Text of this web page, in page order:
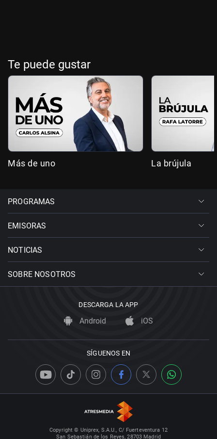
Te puede gustar
Más de uno La brújula
PROGRAMAS
EMISORAS
NOTICIAS
SOBRE NOSOTROS
DESCARGA LA APP
Android iOS
SÍGUENOS EN
Copyright © Uniprex, S.A.U., C/ Fuerteventura 12
San Sebastián de los Reyes, 28703 Madrid